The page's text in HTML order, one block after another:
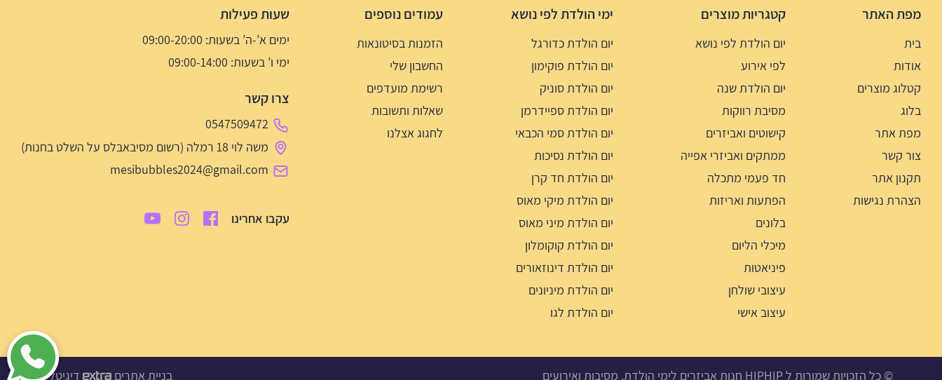
מפת האתר
בית
אודות
קטלוג מוצרים
בלוג
מפת אתר
צור קשר
תקנון אתר
הצהרת נגישות
קטגריות מוצרים
יום הולדת לפי נושא
לפי אירוע
יום הולדת שנה
מסיבת רווקות
קישוטים ואביזרים
ממתקים ואביזרי אפייה
חד פעמי מתכלה
הפתעות ואריזות
בלונים
מיכלי הליום
פיניאטות
עיצובי שולחן
עיצוב אישי
ימי הולדת לפי נושא
יום הולדת כדורגל
יום הולדת פוקימון
יום הולדת סוניק
יום הולדת ספיידרמן
יום הולדת סמי הכבאי
יום הולדת נסיכות
יום הולדת חד קרן
יום הולדת מיקי מאוס
יום הולדת מיני מאוס
יום הולדת קוקומלון
יום הולדת דינוזאורים
יום הולדת מיניונים
יום הולדת לגו
עמודים נוספים
הזמנות בסיטונאות
החשבון שלי
רשימת מועדפים
שאלות ותשובות
לחגוג אצלנו
שעות פעילות
ימים א’-ה’ בשעות: 09:00-20:00
ימי ו’ בשעות: 09:00-14:00
צרו קשר
0547509472
משה לוי 18 רמלה (רשום מסיבאבלס על השלט בחנות)
mesibubbles2024@gmail.com
עקבו אחרינו
© כל הזכויות שמורות ל HIPHIP חנות אביזרים לימי הולדת, מסיבות ואירועים בניית אתרים דיגיטל